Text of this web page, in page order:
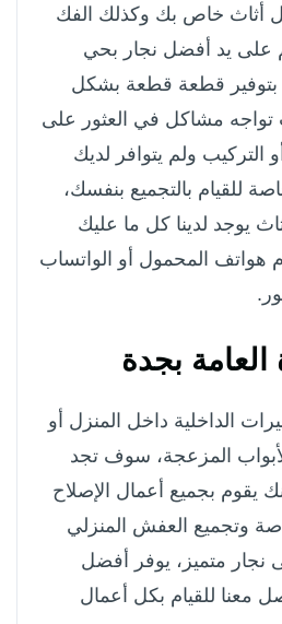
أثاث خاص بك وكذلك الفك
على يد أفضل نجار بحي
بتوفير قطعة قطعة بشكل
تواجه مشاكل في العثور على
التركيب ولم يتوافر لديك
للقيام بالتجميع بنفسك،
يوجد لدينا كل ما عليك
هواتف المحمول أو الواتساب
العامة بجدة
الداخلية داخل المنزل أو
المزعجة، سوف تجد
يقوم بجميع أعمال الإصلاح
وتجميع العفش المنزلي
نجار متميز، يوفر أفضل
معنا للقيام بكل أعمال